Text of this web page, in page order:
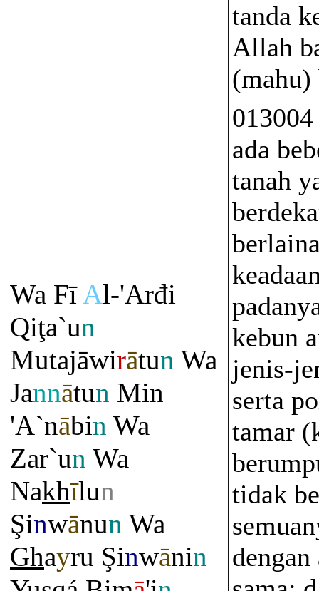
tanda
Allah
Wa FīAl-'Arđi
Qiţa`un
Mutajāwirātun Wa
Jannātun Min
'A`nābin Wa
Zar`un Wa
Nakhīlun
Şinwānun Wa
Ghayru Şinwānin
ada
tanah
kebun
jenis-
serta
tamar
tidak